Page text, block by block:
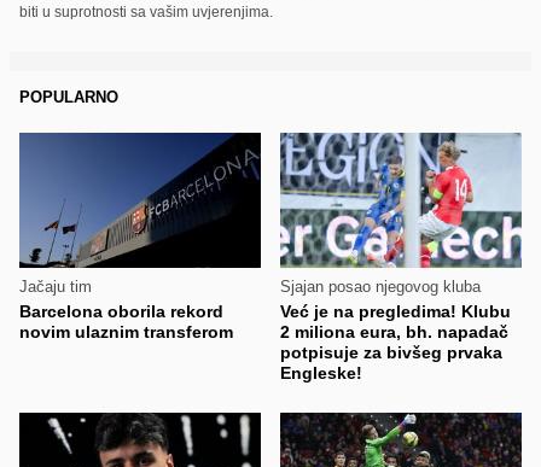
biti u suprotnosti sa vašim uvjerenjima.
POPULARNO
Jačaju tim
Barcelona oborila rekord
novim ulaznim transferom
Sjajan posao njegovog kluba
Već je na pregledima! Klubu
2 miliona eura, bh. napadač
potpisuje za bivšeg prvaka
Engleske!